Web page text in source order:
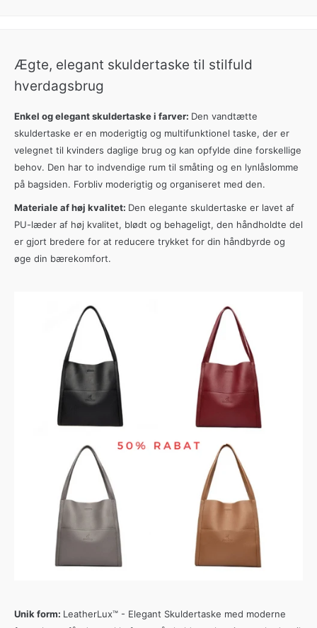
Ægte, elegant skuldertaske til stilfuld
hverdagsbrug
Enkel og elegant skuldertaske i farver: Den vandtætte
skuldertaske er en moderigtig og multifunktionel taske, der er
velegnet til kvinders daglige brug og kan opfylde dine forskellige
behov. Den har to indvendige rum til småting og en lynlåslomme
på bagsiden. Forbliv moderigtig og organiseret med den.
Materiale af høj kvalitet: Den elegante skuldertaske er lavet af
PU-læder af høj kvalitet, blødt og behageligt, den håndholdte del
er gjort bredere for at reducere trykket for din håndbyrde og
øge din bærekomfort.
Unik form: LeatherLux™ - Elegant Skuldertaske med moderne